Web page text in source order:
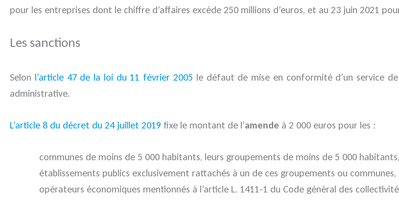
pour les entreprises dont le chiffre d’affaires excède 250 millions d’euros, et au 23 juin 2021
Les sanctions
Selon l’article 47 de la loi du 11 février 2005 le défaut de mise en conformité d’un service
administrative.
L’article 8 du décret du 24 juillet 2019 fixe le montant de l’amende à 2 000 euros pour les :
communes de moins de 5 000 habitants, leurs groupements de moins de 5 000 habitants,
établissements publics exclusivement rattachés à un de ces groupements ou
opérateurs économiques mentionnés à l’article L. 1411-1 du Code général des